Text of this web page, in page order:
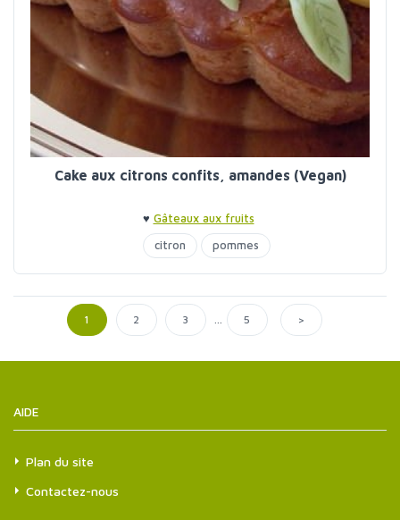
Cake aux citrons confits, amandes (Vegan)
♥ Gâteaux aux fruits
citron
pommes
1 2 3 ... 5 >
AIDE
Plan du site
Contactez-nous